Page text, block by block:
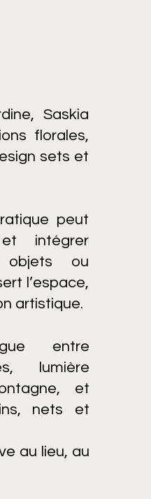
Saskia
florales,
sets et
peut
intégrer
objets ou
l’espace,
artistique.
entre
lumière
et
nets et
au lieu, au